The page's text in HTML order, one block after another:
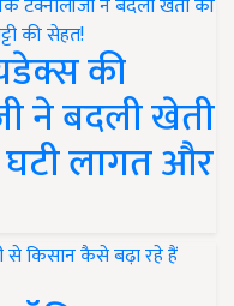
की
ने बदली खेती
लागत और